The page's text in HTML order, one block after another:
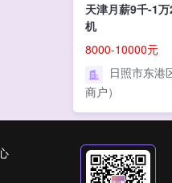
天津月薪9千-1
机
8000-10000元
日照市东港
商户）